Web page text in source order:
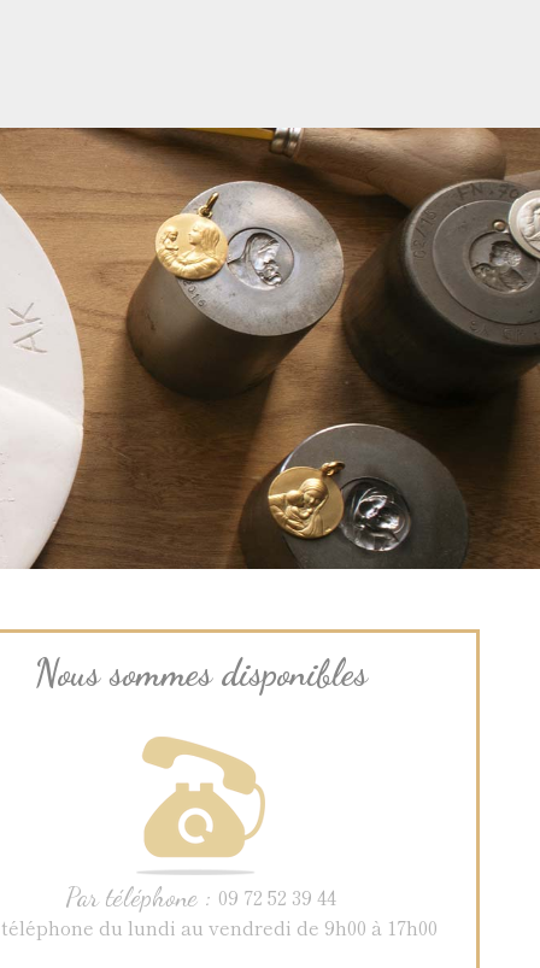
Nous sommes disponibles
Par téléphone : 09 72 52 39 44
du lundi au vendredi de 9h00 à 17h00